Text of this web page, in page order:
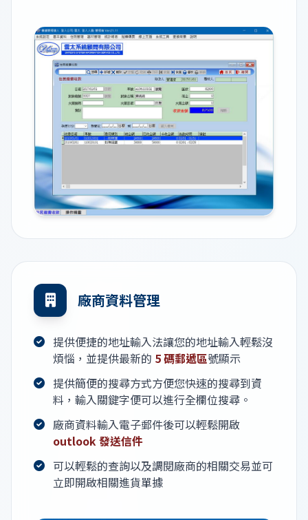
廠商資料管理
提供便捷的地址輸入法讓您的地址輸入輕鬆沒
煩惱，並提供最新的 5 碼郵遞區號顯示
提供簡便的搜尋方式方便您快速的搜尋到資
料，輸入關鍵字便可以進行全欄位搜尋。
廠商資料輸入電子郵件後可以輕鬆開啟
outlook 發送信件
可以輕鬆的查詢以及調閱廠商的相關交易並可
立即開啟相關進貨單據